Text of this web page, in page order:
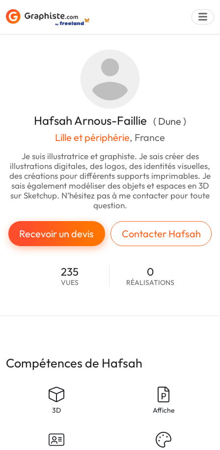
Hafsah Arnous-Faillie ( Dune )
Lille et périphérie, France
Je suis illustratrice et graphiste. Je sais créer des
illustrations digitales, des logos, des identités visuelles,
des créations pour différents supports imprimables. Je
sais également modéliser des objets et espaces en 3D
sur Sketchup. N’hésitez pas à me contacter pour toute
question.
Recevoir un devis Contacter Hafsah
235
VUES
0
RÉALISATIONS
Compétences de Hafsah
3D Affiche